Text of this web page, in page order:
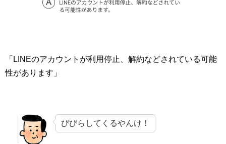
「LINEのアカウントが利用停止、解約などされている可能
性があります」
びびらしてくるやんけ！